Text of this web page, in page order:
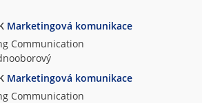
Marketingová komunikace
Communication
Marketingová komunikace
Communication